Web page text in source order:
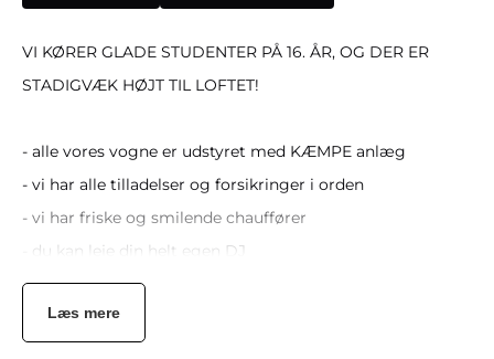
VI KØRER GLADE STUDENTER PÅ 16. ÅR, OG DER ER
STADIGVÆK HØJT TIL LOFTET!
- alle vores vogne er udstyret med KÆMPE anlæg
- vi har alle tilladelser og forsikringer i orden
- vi har friske og smilende chauffører
- du kan leje din helt egen DJ
- 11 timers vogntur & fri kilometer
Læs mere